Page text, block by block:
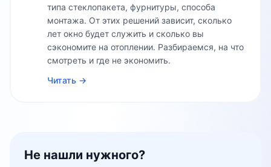
типа стеклопакета, фурнитуры, способа
монтажа. От этих решений зависит, сколько
лет окно будет служить и сколько вы
сэкономите на отоплении. Разбираемся, на что
смотреть и где не экономить.
Читать →
Не нашли нужного?